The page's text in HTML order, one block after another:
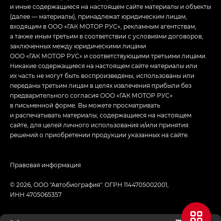
и иные содержащиеся на настоящем сайте материалы и объекты
(далее — материалы), принадлежат юридическим лицам,
входящим в ООО «ГАК МОТОР РУС», рекламным агентствам,
а также иным третьим в соответствии с условиями договоров,
заключенных между юридическими лицами
ООО «ГАК МОТОР РУС» и соответствующими третьими лицами.
Никакие содержащиеся на настоящем сайте материалы или
их часть не могут быть воспроизведены, использованы или
переданы третьим лицам в целях извлечения прибыли без
предварительного согласия ООО «ГАК МОТОР РУС»
в письменной форме. Вы можете просматривать
и распечатывать материалы, содержащиеся на настоящем
сайте, для целей личного использования и/или принятия
решений о приобретении продукции указанных на сайте.
© 2026, ООО "Автобиография". ОГРН 1144705002001,
ИНН 4705065357
Правовая информация